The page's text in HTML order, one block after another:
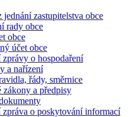
jednání zastupitelstva obce
rady obce
obce
účet obce
o hospodaření
a nařízení
řády, směrnice
zákony a předpisy
o poskytování informací